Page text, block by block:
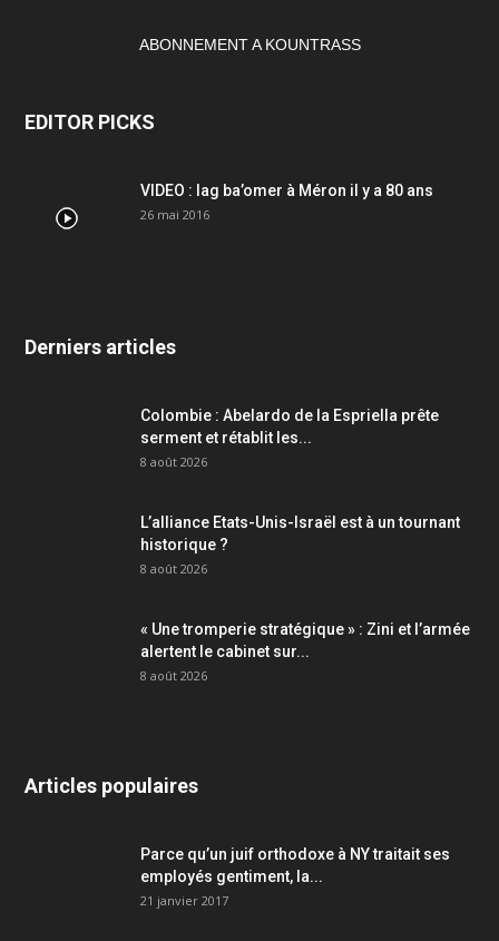
ABONNEMENT A KOUNTRASS
EDITOR PICKS
VIDEO : lag ba’omer à Méron il y a 80 ans
26 mai 2016
Derniers articles
Colombie : Abelardo de la Espriella prête
serment et rétablit les...
8 août 2026
L’alliance Etats-Unis-Israël est à un tournant
historique ?
8 août 2026
« Une tromperie stratégique » : Zini et l’armée
alertent le cabinet sur...
8 août 2026
Articles populaires
Parce qu’un juif orthodoxe à NY traitait ses
employés gentiment, la...
21 janvier 2017